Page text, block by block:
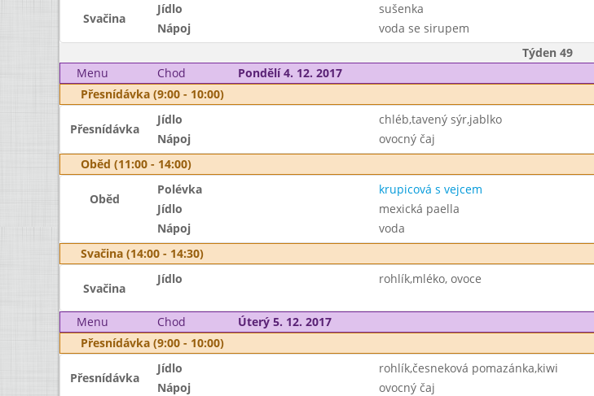
Svačina
Jídlo sušenka
Nápoj
voda se sirupem
Týden 49
Menu
Chod Pondělí 4. 12. 2017
Přesnídávka (9:00 - 10:00)
Přesnídávka
Jídlo chléb,tavený sýr,jablko
Nápoj
ovocný čaj
Oběd (11:00 - 14:00)
Oběd
Polévka krupicová s vejcem
Jídlo
mexická paella
Nápoj
voda
Svačina (14:00 - 14:30)
Svačina
Jídlo rohlík,mléko, ovoce
Menu Chod Úterý 5. 12. 2017
Přesnídávka (9:00 - 10:00)
Přesnídávka
Jídlo rohlík,česneková pomazánka,kiwi
Nápoj
ovocný čaj